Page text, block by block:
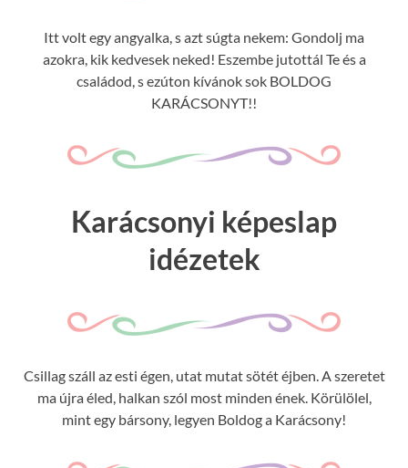
Itt volt egy angyalka, s azt súgta nekem: Gondolj ma
azokra, kik kedvesek neked! Eszembe jutottál Te és a
családod, s ezúton kívánok sok BOLDOG
KARÁCSONYT!!
Karácsonyi képeslap
idézetek
Csillag száll az esti égen, utat mutat sötét éjben. A szeretet
ma újra éled, halkan szól most minden ének. Körülölel,
mint egy bársony, legyen Boldog a Karácsony!